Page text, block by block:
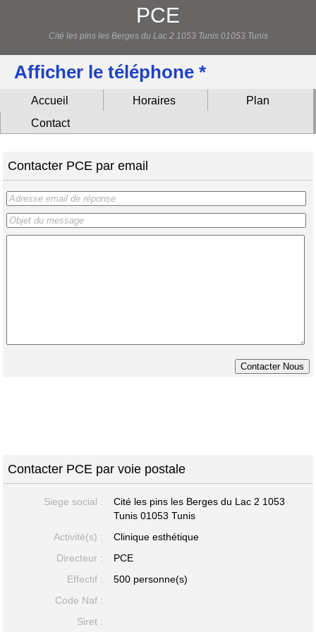
PCE
Cité les pins les Berges du Lac 2 1053 Tunis 01053 Tunis
Afficher le téléphone *
Accueil Horaires
Plan
Contact
Contacter PCE par email
Contacter PCE par voie postale
Siege social :
Cité les pins les Berges du Lac 2 1053
Tunis01053 Tunis
Activité(s) :
Clinique esthétique
Directeur :
PCE
Effectif :
500 personne(s)
Code Naf :
Siret :